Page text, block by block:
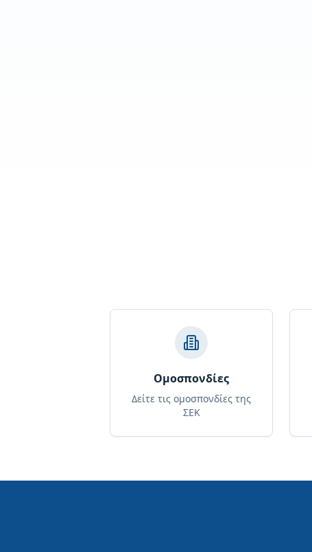
Ομοσπονδίες
Δείτε τις ομοσπονδίες της
ΣΕΚ